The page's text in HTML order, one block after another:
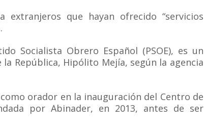
que hayan ofrecido “servicios
Socialista Obrero Español (PSOE), es un
República, Hipólito Mejía, según la agencia
orador en la inauguración del Centro de
por Abinader, en 2013, antes de ser